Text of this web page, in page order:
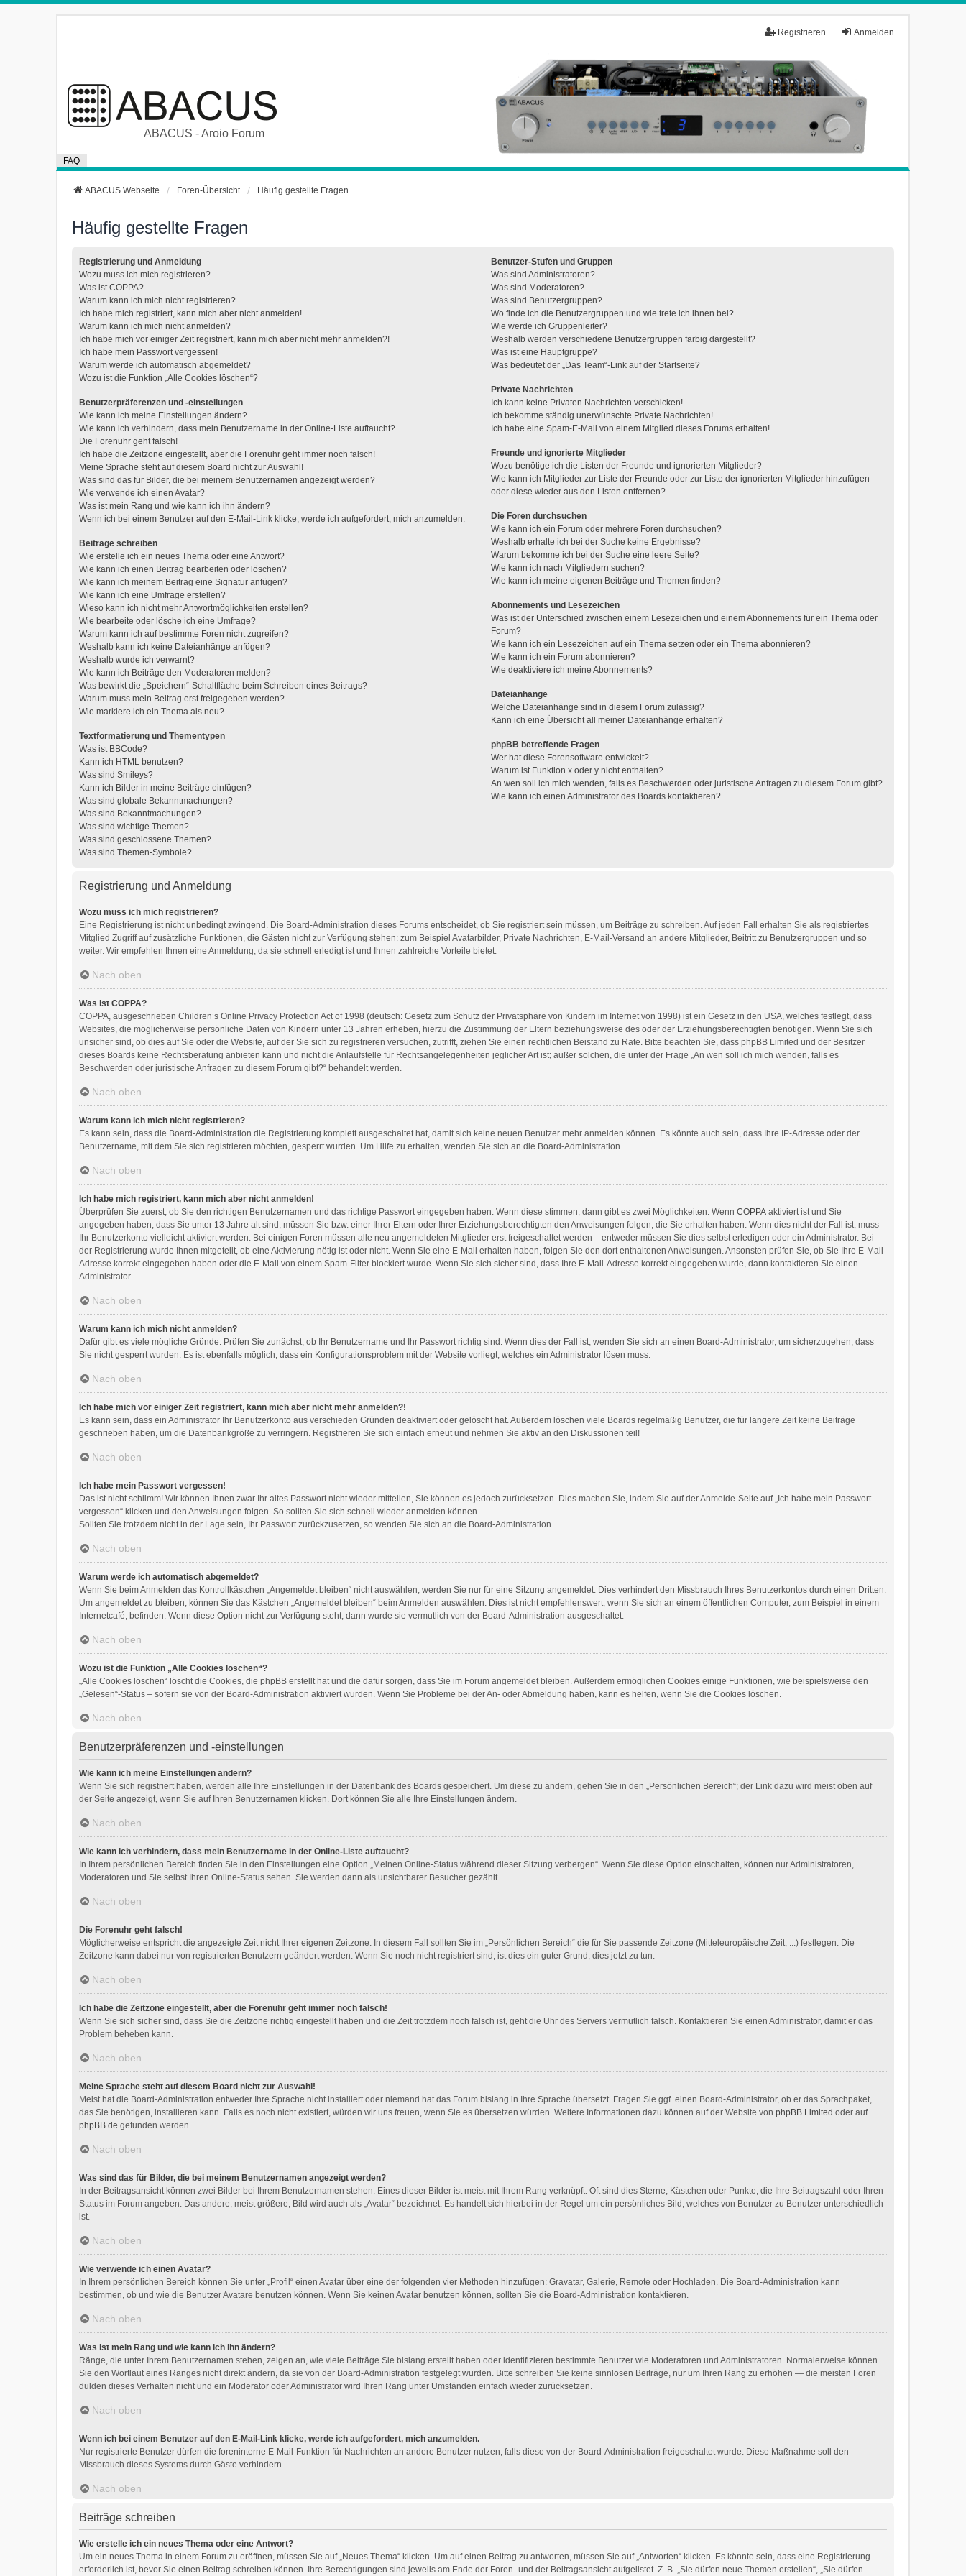
Anmelden
Registrieren
ABACUS - Aroio Forum
FAQ
ABACUS Webseite Foren-Übersicht Häufig gestellte Fragen
Häufig gestellte Fragen
Registrierung und Anmeldung
Wozu muss ich mich registrieren?
Was ist COPPA?
Warum kann ich mich nicht registrieren?
Ich habe mich registriert, kann mich aber nicht anmelden!
Warum kann ich mich nicht anmelden?
Ich habe mich vor einiger Zeit registriert, kann mich aber nicht mehr anmelden?!
Ich habe mein Passwort vergessen!
Warum werde ich automatisch abgemeldet?
Wozu ist die Funktion „Alle Cookies löschen“?
Benutzerpräferenzen und -einstellungen
Wie kann ich meine Einstellungen ändern?
Wie kann ich verhindern, dass mein Benutzername in der Online-Liste auftaucht?
Die Forenuhr geht falsch!
Ich habe die Zeitzone eingestellt, aber die Forenuhr geht immer noch falsch!
Meine Sprache steht auf diesem Board nicht zur Auswahl!
Was sind das für Bilder, die bei meinem Benutzernamen angezeigt werden?
Wie verwende ich einen Avatar?
Was ist mein Rang und wie kann ich ihn ändern?
Wenn ich bei einem Benutzer auf den E-Mail-Link klicke, werde ich aufgefordert, mich anzumelden.
Beiträge schreiben
Wie erstelle ich ein neues Thema oder eine Antwort?
Wie kann ich einen Beitrag bearbeiten oder löschen?
Wie kann ich meinem Beitrag eine Signatur anfügen?
Wie kann ich eine Umfrage erstellen?
Wieso kann ich nicht mehr Antwortmöglichkeiten erstellen?
Wie bearbeite oder lösche ich eine Umfrage?
Warum kann ich auf bestimmte Foren nicht zugreifen?
Weshalb kann ich keine Dateianhänge anfügen?
Weshalb wurde ich verwarnt?
Wie kann ich Beiträge den Moderatoren melden?
Was bewirkt die „Speichern“-Schaltfläche beim Schreiben eines Beitrags?
Warum muss mein Beitrag erst freigegeben werden?
Wie markiere ich ein Thema als neu?
Textformatierung und Thementypen
Was ist BBCode?
Kann ich HTML benutzen?
Was sind Smileys?
Kann ich Bilder in meine Beiträge einfügen?
Was sind globale Bekanntmachungen?
Was sind Bekanntmachungen?
Was sind wichtige Themen?
Was sind geschlossene Themen?
Was sind Themen-Symbole?
Benutzer-Stufen und Gruppen
Was sind Administratoren?
Was sind Moderatoren?
Was sind Benutzergruppen?
Wo finde ich die Benutzergruppen und wie trete ich ihnen bei?
Wie werde ich Gruppenleiter?
Weshalb werden verschiedene Benutzergruppen farbig dargestellt?
Was ist eine Hauptgruppe?
Was bedeutet der „Das Team“-Link auf der Startseite?
Private Nachrichten
Ich kann keine Privaten Nachrichten verschicken!
Ich bekomme ständig unerwünschte Private Nachrichten!
Ich habe eine Spam-E-Mail von einem Mitglied dieses Forums erhalten!
Freunde und ignorierte Mitglieder
Wozu benötige ich die Listen der Freunde und ignorierten Mitglieder?
Wie kann ich Mitglieder zur Liste der Freunde oder zur Liste der ignorierten Mitglieder hinzufügen
oder diese wieder aus den Listen entfernen?
Die Foren durchsuchen
Wie kann ich ein Forum oder mehrere Foren durchsuchen?
Weshalb erhalte ich bei der Suche keine Ergebnisse?
Warum bekomme ich bei der Suche eine leere Seite?
Wie kann ich nach Mitgliedern suchen?
Wie kann ich meine eigenen Beiträge und Themen finden?
Abonnements und Lesezeichen
Was ist der Unterschied zwischen einem Lesezeichen und einem Abonnements für ein Thema oder
Forum?
Wie kann ich ein Lesezeichen auf ein Thema setzen oder ein Thema abonnieren?
Wie kann ich ein Forum abonnieren?
Wie deaktiviere ich meine Abonnements?
Dateianhänge
Welche Dateianhänge sind in diesem Forum zulässig?
Kann ich eine Übersicht all meiner Dateianhänge erhalten?
phpBB betreffende Fragen
Wer hat diese Forensoftware entwickelt?
Warum ist Funktion x oder y nicht enthalten?
An wen soll ich mich wenden, falls es Beschwerden oder juristische Anfragen zu diesem Forum gibt?
Wie kann ich einen Administrator des Boards kontaktieren?
Registrierung und Anmeldung
Wozu muss ich mich registrieren?
Eine Registrierung ist nicht unbedingt zwingend. Die Board-Administration dieses Forums entscheidet, ob Sie registriert sein müssen, um Beiträge zu schreiben. Auf jeden Fall erhalten Sie als registriertes
Mitglied Zugriff auf zusätzliche Funktionen, die Gästen nicht zur Verfügung stehen: zum Beispiel Avatarbilder, Private Nachrichten, E-Mail-Versand an andere Mitglieder, Beitritt zu Benutzergruppen und so
weiter. Wir empfehlen Ihnen eine Anmeldung, da sie schnell erledigt ist und Ihnen zahlreiche Vorteile bietet.
Nach oben
Was ist COPPA?
COPPA, ausgeschrieben Children’s Online Privacy Protection Act of 1998 (deutsch: Gesetz zum Schutz der Privatsphäre von Kindern im Internet von 1998) ist ein Gesetz in den USA, welches festlegt, dass
Websites, die möglicherweise persönliche Daten von Kindern unter 13 Jahren erheben, hierzu die Zustimmung der Eltern beziehungsweise des oder der Erziehungsberechtigten benötigen. Wenn Sie sich
unsicher sind, ob dies auf Sie oder die Website, auf der Sie sich zu registrieren versuchen, zutrifft, ziehen Sie einen rechtlichen Beistand zu Rate. Bitte beachten Sie, dass phpBB Limited und der Besitzer
dieses Boards keine Rechtsberatung anbieten kann und nicht die Anlaufstelle für Rechtsangelegenheiten jeglicher Art ist; außer solchen, die unter der Frage „An wen soll ich mich wenden, falls es
Beschwerden oder juristische Anfragen zu diesem Forum gibt?“ behandelt werden.
Nach oben
Warum kann ich mich nicht registrieren?
Es kann sein, dass die Board-Administration die Registrierung komplett ausgeschaltet hat, damit sich keine neuen Benutzer mehr anmelden können. Es könnte auch sein, dass Ihre IP-Adresse oder der
Benutzername, mit dem Sie sich registrieren möchten, gesperrt wurden. Um Hilfe zu erhalten, wenden Sie sich an die Board-Administration.
Nach oben
Ich habe mich registriert, kann mich aber nicht anmelden!
Überprüfen Sie zuerst, ob Sie den richtigen Benutzernamen und das richtige Passwort eingegeben haben. Wenn diese stimmen, dann gibt es zwei Möglichkeiten. WennCOPPA aktiviert ist und Sie
angegeben haben, dass Sie unter 13 Jahre alt sind, müssen Sie bzw. einer Ihrer Eltern oder Ihrer Erziehungsberechtigten den Anweisungen folgen, die Sie erhalten haben. Wenn dies nicht der Fall ist, muss
Ihr Benutzerkonto vielleicht aktiviert werden. Bei einigen Foren müssen alle neu angemeldeten Mitglieder erst freigeschaltet werden – entweder müssen Sie dies selbst erledigen oder ein Administrator. Bei
der Registrierung wurde Ihnen mitgeteilt, ob eine Aktivierung nötig ist oder nicht. Wenn Sie eine E-Mail erhalten haben, folgen Sie den dort enthaltenen Anweisungen. Ansonsten prüfen Sie, ob Sie Ihre E-Mail-
Adresse korrekt eingegeben haben oder die E-Mail von einem Spam-Filter blockiert wurde. Wenn Sie sich sicher sind, dass Ihre E-Mail-Adresse korrekt eingegeben wurde, dann kontaktieren Sie einen
Administrator.
Nach oben
Warum kann ich mich nicht anmelden?
Dafür gibt es viele mögliche Gründe. Prüfen Sie zunächst, ob Ihr Benutzername und Ihr Passwort richtig sind. Wenn dies der Fall ist, wenden Sie sich an einen Board-Administrator, um sicherzugehen, dass
Sie nicht gesperrt wurden. Es ist ebenfalls möglich, dass ein Konfigurationsproblem mit der Website vorliegt, welches ein Administrator lösen muss.
Nach oben
Ich habe mich vor einiger Zeit registriert, kann mich aber nicht mehr anmelden?!
Es kann sein, dass ein Administrator Ihr Benutzerkonto aus verschieden Gründen deaktiviert oder gelöscht hat. Außerdem löschen viele Boards regelmäßig Benutzer, die für längere Zeit keine Beiträge
geschrieben haben, um die Datenbankgröße zu verringern. Registrieren Sie sich einfach erneut und nehmen Sie aktiv an den Diskussionen teil!
Nach oben
Ich habe mein Passwort vergessen!
Das ist nicht schlimm! Wir können Ihnen zwar Ihr altes Passwort nicht wieder mitteilen, Sie können es jedoch zurücksetzen. Dies machen Sie, indem Sie auf der Anmelde-Seite auf „Ich habe mein Passwort
vergessen“ klicken und den Anweisungen folgen. So sollten Sie sich schnell wieder anmelden können.
Sollten Sie trotzdem nicht in der Lage sein, Ihr Passwort zurückzusetzen, so wenden Sie sich an die Board-Administration.
Nach oben
Warum werde ich automatisch abgemeldet?
Wenn Sie beim Anmelden das Kontrollkästchen „Angemeldet bleiben“ nicht auswählen, werden Sie nur für eine Sitzung angemeldet. Dies verhindert den Missbrauch Ihres Benutzerkontos durch einen Dritten.
Um angemeldet zu bleiben, können Sie das Kästchen „Angemeldet bleiben“ beim Anmelden auswählen. Dies ist nicht empfehlenswert, wenn Sie sich an einem öffentlichen Computer, zum Beispiel in einem
Internetcafé, befinden. Wenn diese Option nicht zur Verfügung steht, dann wurde sie vermutlich von der Board-Administration ausgeschaltet.
Nach oben
Wozu ist die Funktion „Alle Cookies löschen“?
„Alle Cookies löschen“ löscht die Cookies, die phpBB erstellt hat und die dafür sorgen, dass Sie im Forum angemeldet bleiben. Außerdem ermöglichen Cookies einige Funktionen, wie beispielsweise den
„Gelesen“-Status – sofern sie von der Board-Administration aktiviert wurden. Wenn Sie Probleme bei der An- oder Abmeldung haben, kann es helfen, wenn Sie die Cookies löschen.
Nach oben
Benutzerpräferenzen und -einstellungen
Wie kann ich meine Einstellungen ändern?
Wenn Sie sich registriert haben, werden alle Ihre Einstellungen in der Datenbank des Boards gespeichert. Um diese zu ändern, gehen Sie in den „Persönlichen Bereich“; der Link dazu wird meist oben auf
der Seite angezeigt, wenn Sie auf Ihren Benutzernamen klicken. Dort können Sie alle Ihre Einstellungen ändern.
Nach oben
Wie kann ich verhindern, dass mein Benutzername in der Online-Liste auftaucht?
In Ihrem persönlichen Bereich finden Sie in den Einstellungen eine Option „Meinen Online-Status während dieser Sitzung verbergen“. Wenn Sie diese Option einschalten, können nur Administratoren,
Moderatoren und Sie selbst Ihren Online-Status sehen. Sie werden dann als unsichtbarer Besucher gezählt.
Nach oben
Die Forenuhr geht falsch!
Möglicherweise entspricht die angezeigte Zeit nicht Ihrer eigenen Zeitzone. In diesem Fall sollten Sie im „Persönlichen Bereich“ die für Sie passende Zeitzone (Mitteleuropäische Zeit, ...) festlegen. Die
Zeitzone kann dabei nur von registrierten Benutzern geändert werden. Wenn Sie noch nicht registriert sind, ist dies ein guter Grund, dies jetzt zu tun.
Nach oben
Ich habe die Zeitzone eingestellt, aber die Forenuhr geht immer noch falsch!
Wenn Sie sich sicher sind, dass Sie die Zeitzone richtig eingestellt haben und die Zeit trotzdem noch falsch ist, geht die Uhr des Servers vermutlich falsch. Kontaktieren Sie einen Administrator, damit er das
Problem beheben kann.
Nach oben
Meine Sprache steht auf diesem Board nicht zur Auswahl!
Meist hat die Board-Administration entweder Ihre Sprache nicht installiert oder niemand hat das Forum bislang in Ihre Sprache übersetzt. Fragen Sie ggf. einen Board-Administrator, ob er das Sprachpaket,
das Sie benötigen, installieren kann. Falls es noch nicht existiert, würden wir uns freuen, wenn Sie es übersetzen würden. Weitere Informationen dazu können auf der Website vonphpBB Limited oder auf
phpBB.de gefunden werden.
Nach oben
Was sind das für Bilder, die bei meinem Benutzernamen angezeigt werden?
In der Beitragsansicht können zwei Bilder bei Ihrem Benutzernamen stehen. Eines dieser Bilder ist meist mit Ihrem Rang verknüpft: Oft sind dies Sterne, Kästchen oder Punkte, die Ihre Beitragszahl oder Ihren
Status im Forum angeben. Das andere, meist größere, Bild wird auch als „Avatar“ bezeichnet. Es handelt sich hierbei in der Regel um ein persönliches Bild, welches von Benutzer zu Benutzer unterschiedlich
ist.
Nach oben
Wie verwende ich einen Avatar?
In Ihrem persönlichen Bereich können Sie unter „Profil“ einen Avatar über eine der folgenden vier Methoden hinzufügen: Gravatar, Galerie, Remote oder Hochladen. Die Board-Administration kann
bestimmen, ob und wie die Benutzer Avatare benutzen können. Wenn Sie keinen Avatar benutzen können, sollten Sie die Board-Administration kontaktieren.
Nach oben
Was ist mein Rang und wie kann ich ihn ändern?
Ränge, die unter Ihrem Benutzernamen stehen, zeigen an, wie viele Beiträge Sie bislang erstellt haben oder identifizieren bestimmte Benutzer wie Moderatoren und Administratoren. Normalerweise können
Sie den Wortlaut eines Ranges nicht direkt ändern, da sie von der Board-Administration festgelegt wurden. Bitte schreiben Sie keine sinnlosen Beiträge, nur um Ihren Rang zu erhöhen — die meisten Foren
dulden dieses Verhalten nicht und ein Moderator oder Administrator wird Ihren Rang unter Umständen einfach wieder zurücksetzen.
Nach oben
Wenn ich bei einem Benutzer auf den E-Mail-Link klicke, werde ich aufgefordert, mich anzumelden.
Nur registrierte Benutzer dürfen die foreninterne E-Mail-Funktion für Nachrichten an andere Benutzer nutzen, falls diese von der Board-Administration freigeschaltet wurde. Diese Maßnahme soll den
Missbrauch dieses Systems durch Gäste verhindern.
Nach oben
Beiträge schreiben
Wie erstelle ich ein neues Thema oder eine Antwort?
Um ein neues Thema in einem Forum zu eröffnen, müssen Sie auf „Neues Thema“ klicken. Um auf einen Beitrag zu antworten, müssen Sie auf „Antworten“ klicken. Es könnte sein, dass eine Registrierung
erforderlich ist, bevor Sie einen Beitrag schreiben können. Ihre Berechtigungen sind jeweils am Ende der Foren- und der Beitragsansicht aufgelistet. Z. B. „Sie dürfen neue Themen erstellen“, „Sie dürfen